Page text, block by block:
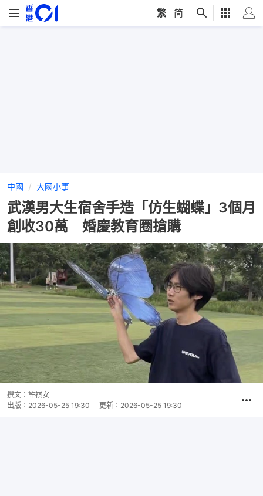
繁 简
中國 大國小事
武漢男大生宿舍手造「仿生蝴蝶」3個月
創收30萬 婚慶教育圈搶購
撰文： 許祺安
出版： 2026-05-25 19:30 更新： 2026-05-25 19:30